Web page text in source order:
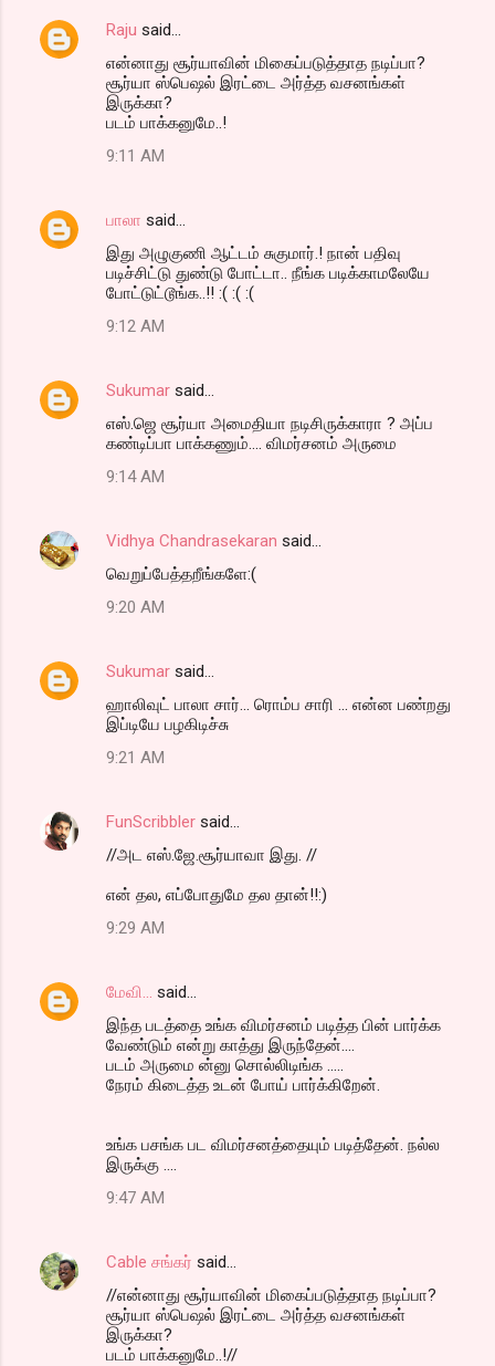
Raju said…
என்னாது சூர்யாவின் மிகைப்படுத்தாத நடிப்பா?
சூர்யா ஸ்பெஷல் இரட்டை அர்த்த வசனங்கள்
இருக்கா?
படம் பாக்கனுமே..!
9:11 AM
பாலா said…
இது அழுகுணி ஆட்டம் சுகுமார்.! நான் பதிவு
படிச்சிட்டு துண்டு போட்டா.. நீங்க படிக்காமலேயே
போட்டுட்டூங்க..!! :( :( :(
9:12 AM
Sukumar said…
எஸ்.ஜெ சூர்யா அமைதியா நடிசிருக்காரா ? அப்ப
கண்டிப்பா பாக்கணும்.... விமர்சனம் அருமை
9:14 AM
Vidhya Chandrasekaran said…
வெறுப்பேத்தறீங்களே:(
9:20 AM
Sukumar said…
ஹாலிவுட் பாலா சார்... ரொம்ப சாரி ... என்ன பண்றது
இப்டியே பழகிடிச்சு
9:21 AM
FunScribbler said…
//அட எஸ்.ஜே.சூர்யாவா இது. //
என் தல, எப்போதுமே தல தான்!!:)
9:29 AM
மேவி...
said…
இந்த படத்தை உங்க விமர்சனம் படித்த பின் பார்க்க
வேண்டும் என்று காத்து இருந்தேன்....
படம் அருமை ன்னு சொல்லிடிங்க .....
நேரம் கிடைத்த உடன் போய் பார்க்கிறேன்.
உங்க பசங்க பட விமர்சனத்தையும் படித்தேன். நல்ல
இருக்கு ....
9:47 AM
Cable சங்கர் said…
//என்னாது சூர்யாவின் மிகைப்படுத்தாத நடிப்பா?
சூர்யா ஸ்பெஷல் இரட்டை அர்த்த வசனங்கள்
இருக்கா?
படம் பாக்கனுமே..!//